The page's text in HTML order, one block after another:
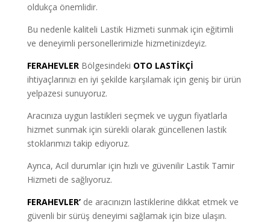
oldukça önemlidir.
Bu nedenle kaliteli Lastik Hizmeti sunmak için eğitimli
ve deneyimli personellerimizle hizmetinizdeyiz.
FERAHEVLERBölgesindeki OTO LASTİKÇİ
ihtiyaçlarınızı en iyi şekilde karşılamak için geniş bir ürün
yelpazesi sunuyoruz.
Aracınıza uygun lastikleri seçmek ve uygun fiyatlarla
hizmet sunmak için sürekli olarak güncellenen lastik
stoklarımızı takip ediyoruz.
Ayrıca, Acil durumlar için hızlı ve güvenilir Lastik Tamir
Hizmeti de sağlıyoruz.
FERAHEVLER’ de aracınızın lastiklerine dikkat etmek ve
güvenli bir sürüş deneyimi sağlamak için bize ulaşın.